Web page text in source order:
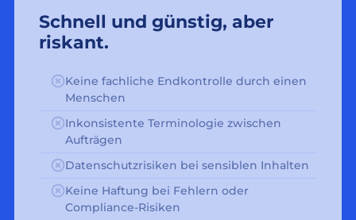
Schnell und günstig, aber
riskant.
Keine fachliche Endkontrolle durch einen
Menschen
Inkonsistente Terminologie zwischen
Aufträgen
Datenschutzrisiken bei sensiblen Inhalten
Keine Haftung bei Fehlern oder
Compliance-Risiken